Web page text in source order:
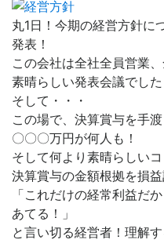
丸1日！今期の経営方針に
発表！
この会社は全社全員営業
素晴らしい発表会議でした
そして・・・
この場で、決算賞与を手
〇〇〇万円が何人も！
そして何より素晴らしいコ
決算賞与の金額根拠を損益
「これだけの経常利益だ
あてる！」
と言い切る経営者！理解